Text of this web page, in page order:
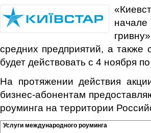
средних предприятий, а также
будет действовать с 4 ноября
На протяжении действия
бизнес-абонентам
роуминга на территории
Услуги международного роуминга